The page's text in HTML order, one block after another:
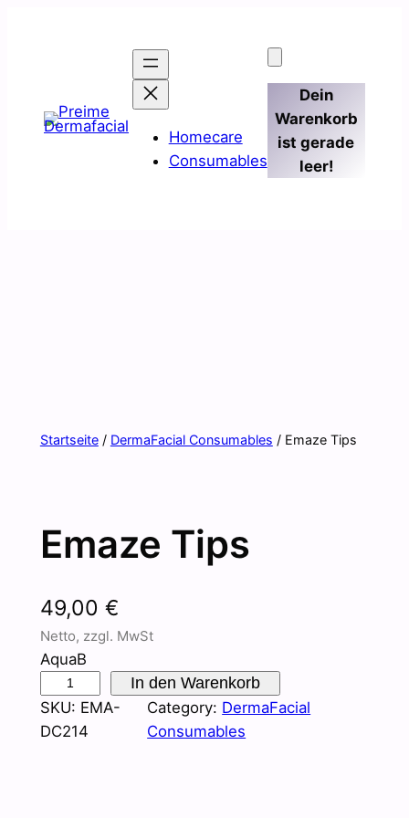
Homecare
Consumables
Dein
Warenkorb
ist gerade
leer!
Startseite/ DermaFacial Consumables / Emaze Tips
Emaze Tips
49,00 €
Netto, zzgl. MwSt
AquaB
m
a
In den Warenkorb
SKU: EMA-
DC214
Category: DermaFacial
Consumables